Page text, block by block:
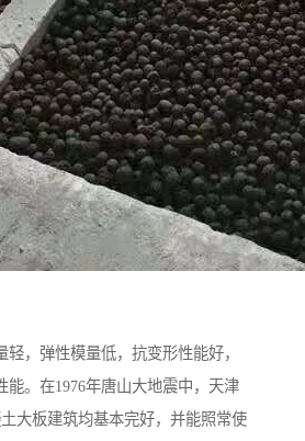
轻，弹性模量低，抗变形性能好，
能。在1976年唐山大地震中，天津
大板建筑均基本完好，并能照常使